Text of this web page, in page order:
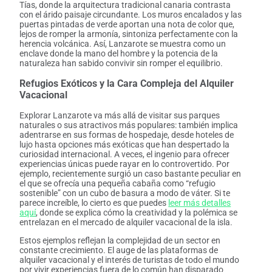
Tías, donde la arquitectura tradicional canaria contrasta
con el árido paisaje circundante. Los muros encalados y las
puertas pintadas de verde aportan una nota de color que,
lejos de romper la armonía, sintoniza perfectamente con la
herencia volcánica. Así, Lanzarote se muestra como un
enclave donde la mano del hombre y la potencia de la
naturaleza han sabido convivir sin romper el equilibrio.
Refugios Exóticos y la Cara Compleja del Alquiler
Vacacional
Explorar Lanzarote va más allá de visitar sus parques
naturales o sus atractivos más populares: también implica
adentrarse en sus formas de hospedaje, desde hoteles de
lujo hasta opciones más exóticas que han despertado la
curiosidad internacional. A veces, el ingenio para ofrecer
experiencias únicas puede rayar en lo controvertido. Por
ejemplo, recientemente surgió un caso bastante peculiar en
el que se ofrecía una pequeña cabaña como “refugio
sostenible” con un cubo de basura a modo de váter. Si te
parece increíble, lo cierto es que puedes leer más detalles
aquí, donde se explica cómo la creatividad y la polémica se
entrelazan en el mercado de alquiler vacacional de la isla.
Estos ejemplos reflejan la complejidad de un sector en
constante crecimiento. El auge de las plataformas de
alquiler vacacional y el interés de turistas de todo el mundo
por vivir experiencias fuera de lo común han disparado